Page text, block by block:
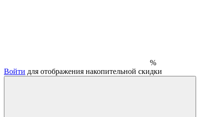
%
Войти для отображения накопительной скидки